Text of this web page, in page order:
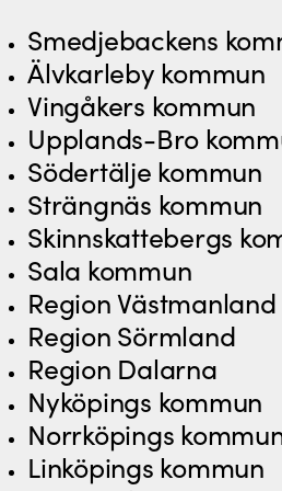
Smedjebackens
Älvkarleby kommun
Vingåkers kommun
Upplands-Bro
Södertälje kommun
Strängnäs kommun
Skinnskattebergs
Sala kommun
Region Västmanland
Region Sörmland
Region Dalarna
Nyköpings kommun
Norrköpings
Linköpings kommun